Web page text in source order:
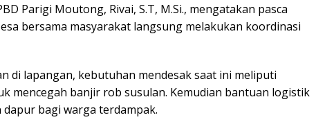
Parigi Moutong, Rivai, S.T, M.Si., mengatakan pasca
bersama masyarakat langsung melakukan koordinasi
di lapangan, kebutuhan mendesak saat ini meliputi
mencegah banjir rob susulan. Kemudian bantuan logistik
bagi warga terdampak.